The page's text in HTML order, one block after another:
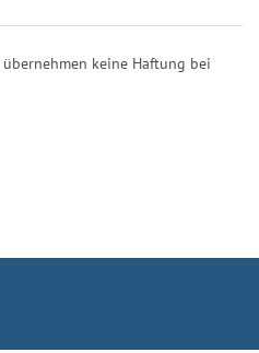
keine Haftung bei